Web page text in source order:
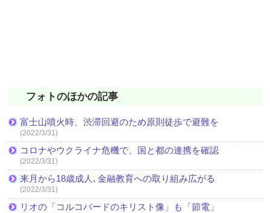
フォトのほかの記事
富士山噴火時、渋滞回避のため原則徒歩で避難を
(2022/3/31)
コロナやウクライナ危機で、国と都の連携を確認
(2022/3/31)
来月から18歳成人､金融教育への取り組み広がる
(2022/3/31)
リオの「コルコバードのキリスト像」も「節電」